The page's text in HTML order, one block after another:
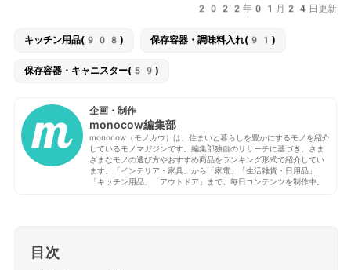
2022年01月24日更新
キッチン用品(908) 保存容器・調味料入れ(91)
保存容器・キャニスター(59)
企画・制作
monocow編集部
monocow（モノカウ）は、住まいと暮らしを豊かにするモノを紹介
しているモノマガジンです。編集部独自のリサーチに基づき、さま
ざまなモノの選び方やおすすめ商品をランキング形式で紹介してい
ます。「インテリア・家具」から「家電」「生活雑貨・日用品」
「キッチン用品」「アウトドア」まで、毎日コンテンツを制作中。
目次